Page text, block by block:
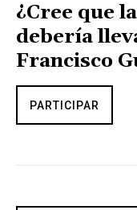
¿Cree que
debería
Francisco
PARTICIPAR